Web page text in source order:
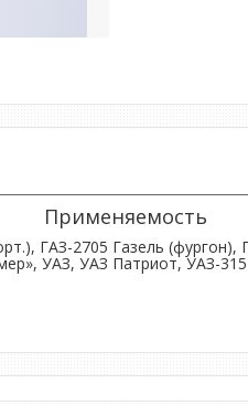
Применяемость
ГАЗ-2705 Газель
УАЗ, УАЗ Патриот, УАЗ-